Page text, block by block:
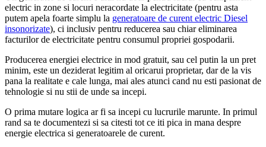
electric in zone si locuri neracordate la electricitate (pentru asta
putem apela foarte simplu la generatoare de curent electric Diesel
insonorizate), ci inclusiv pentru reducerea sau chiar eliminarea
facturilor de electricitate pentru consumul propriei gospodarii.
Producerea energiei electrice in mod gratuit, sau cel putin la un pret
minim, este un deziderat legitim al oricarui proprietar, dar de la vis
pana la realitate e cale lunga, mai ales atunci cand nu esti pasionat de
tehnologie si nu stii de unde sa incepi.
O prima mutare logica ar fi sa incepi cu lucrurile marunte. In primul
rand sa te documentezi si sa citesti tot ce iti pica in mana despre
energie electrica si generatoarele de curent.